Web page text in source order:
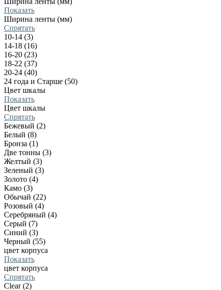
Показать
Ширина ленты (мм)
Спрятать
10-14 (3)
14-18 (16)
16-20 (23)
18-22 (37)
20-24 (40)
24 года и Старше (50)
Цвет шкалы
Показать
Цвет шкалы
Спрятать
Бежевый (2)
Белый (8)
Бронза (1)
Две тонны (3)
Желтый (3)
Зеленый (3)
Золото (4)
Камо (3)
Обычай (22)
Розовый (4)
Серебряный (4)
Серый (7)
Синий (3)
Черный (55)
цвет корпуса
Показать
цвет корпуса
Спрятать
Clear (2)